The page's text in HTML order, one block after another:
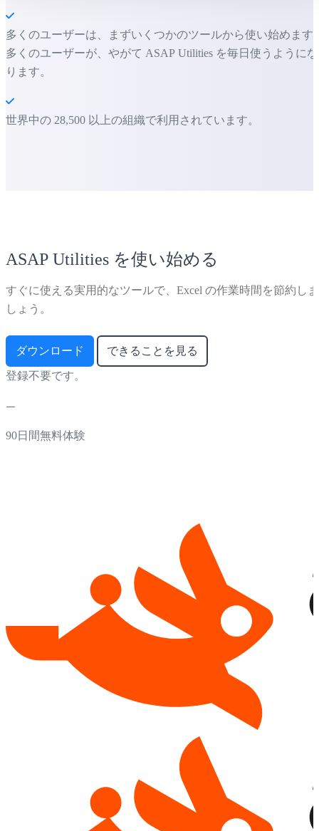
多くのユーザーは、まずいくつかのツールから使い始めます
多くのユーザーが、やがて ASAP Utilities を毎日使うようにな
ります。
世界中の 28,500 以上の組織で利用されています。
ASAP Utilities を使い始める
すぐに使える実用的なツールで、Excel の作業時間を節約しま
しょう。
ダウンロード できることを見る
登録不要です。
90日間無料体験